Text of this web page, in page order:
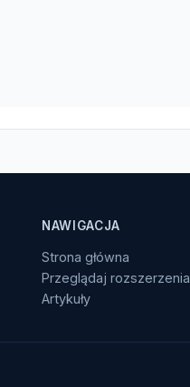
NAWIGACJA
Strona główna
Przeglądaj rozszerzenia
Artykuły